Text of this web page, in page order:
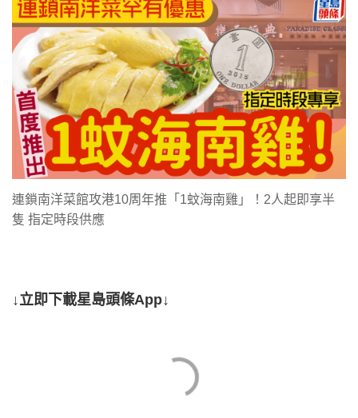
連鎖南洋菜館攻港10周年推「1蚊海南雞」！2人起即享半
隻 指定時段供應
↓立即下載星島頭條App↓